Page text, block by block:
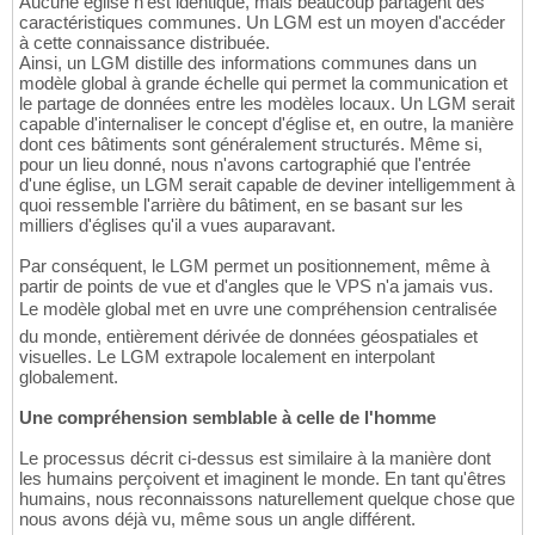
caractéristiques communes. Un LGM est un moyen d'accéder
à cette connaissance distribuée.
Ainsi, un LGM distille des informations communes dans un
modèle global à grande échelle qui permet la communication et
le partage de données entre les modèles locaux. Un LGM serait
capable d'internaliser le concept d'église et, en outre, la manière
dont ces bâtiments sont généralement structurés. Même si,
pour un lieu donné, nous n'avons cartographié que l'entrée
d'une église, un LGM serait capable de deviner intelligemment à
quoi ressemble l'arrière du bâtiment, en se basant sur les
milliers d'églises qu'il a vues auparavant.
Par conséquent, le LGM permet un positionnement, même à
partir de points de vue et d'angles que le VPS n'a jamais vus.
Le modèle global met en uvre une compréhension centralisée
du monde, entièrement dérivée de données géospatiales et
visuelles. Le LGM extrapole localement en interpolant
globalement.
Une compréhension semblable à celle de l'homme
Le processus décrit ci-dessus est similaire à la manière dont
les humains perçoivent et imaginent le monde. En tant qu'êtres
humains, nous reconnaissons naturellement quelque chose que
nous avons déjà vu, même sous un angle différent.